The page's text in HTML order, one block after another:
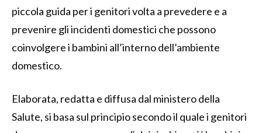
piccola guida per i genitori volta a prevedere e a
prevenire gli incidenti domestici che possono
coinvolgere i bambini all’interno dell’ambiente
domestico.
Elaborata, redatta e diffusa dal ministero della
Salute, si basa sul principio secondo il quale i genitori